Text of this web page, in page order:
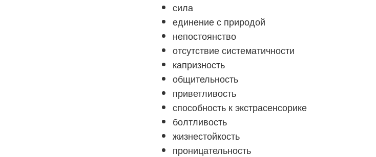
сила
единение с природой
непостоянство
отсутствие систематичности
капризность
общительность
приветливость
способность к экстрасенсорике
болтливость
жизнестойкость
проницательность